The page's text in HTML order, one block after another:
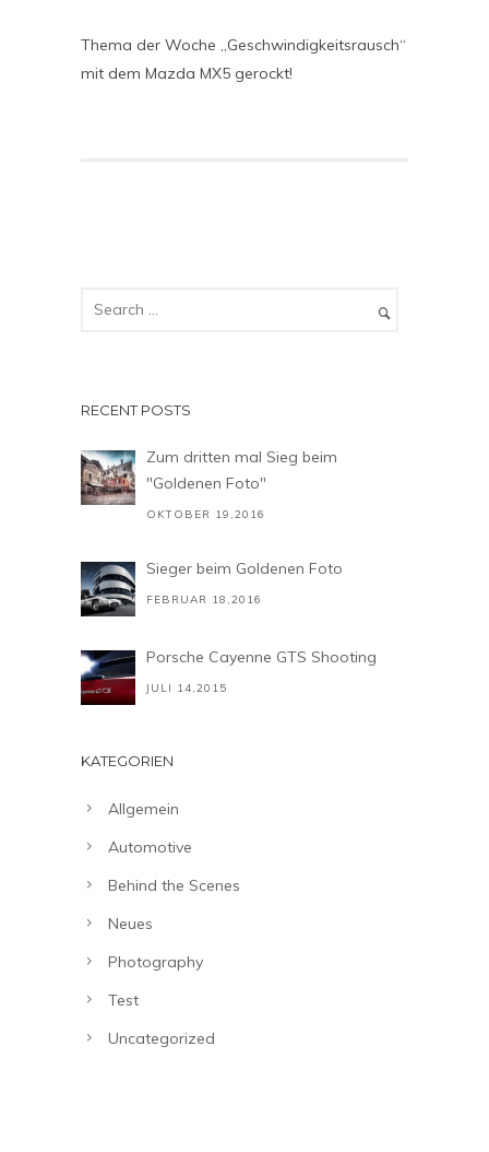
Thema der Woche „Geschwindigkeitsrausch“
mit dem Mazda MX5 gerockt!
RECENT POSTS
Zum dritten mal Sieg beim
"Goldenen Foto"
OKTOBER 19,2016
Sieger beim Goldenen Foto
FEBRUAR 18,2016
Porsche Cayenne GTS Shooting
JULI 14,2015
KATEGORIEN
Allgemein
Automotive
Behind the Scenes
Neues
Photography
Test
Uncategorized